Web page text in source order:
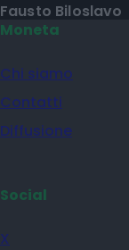
Fausto Biloslavo
Moneta
Chi siamo
Contatti
Diffusione
Social
X